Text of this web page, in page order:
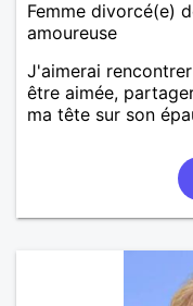
Femme divorcé(e)
amoureuse
J'aimerai
être aimée,
ma tête sur son